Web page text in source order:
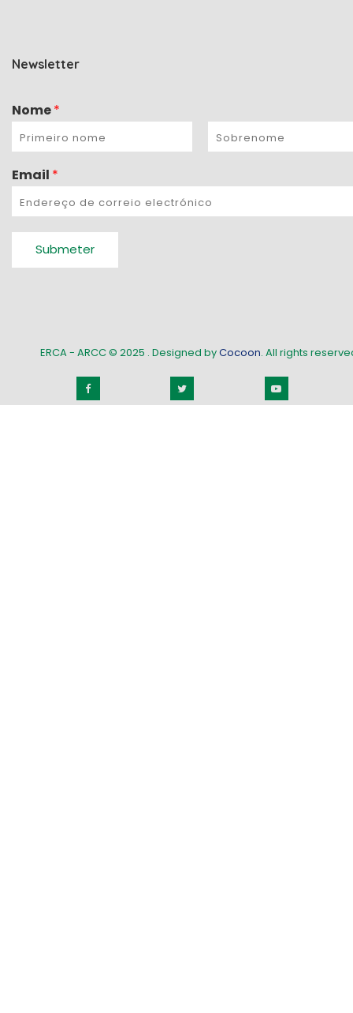
Newsletter
Nome*
Email *
Submeter
ERCA - ARCC © 2025 . Designed byCocoon. All rights